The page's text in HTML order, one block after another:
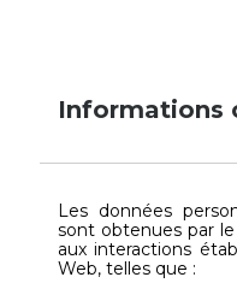
Informations
Les données
sont obtenues par
aux interactions
Web, telles que :